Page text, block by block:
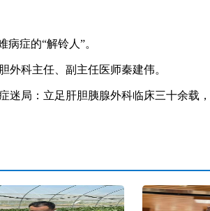
症的“解铃人”。
科主任、副主任医师秦建伟。
局：立足肝胆胰腺外科临床三十余载